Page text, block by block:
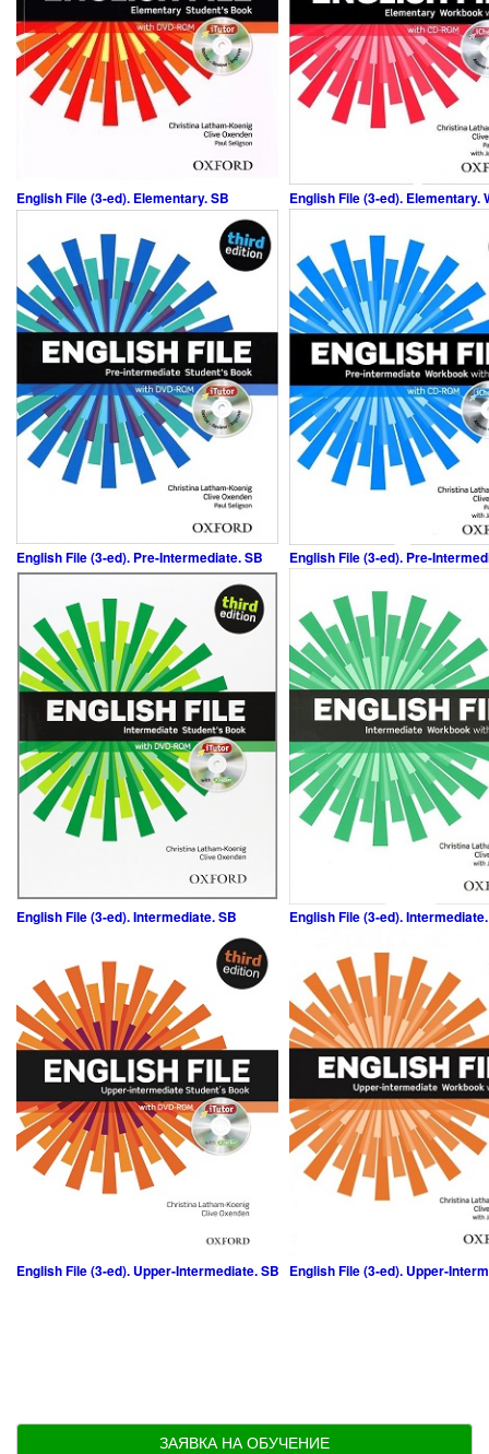
English File (3-ed). Elementary. SB English File (3-ed). Elementary.
English File (3-ed). Pre-Intermediate. SB English File (3-ed). Pre-
English File (3-ed). Intermediate. SB English File (3-ed).
English File (3-ed). Upper-Intermediate. SB English File (3-ed). Upper-
ЗАЯВКА НА ОБУЧЕНИЕ